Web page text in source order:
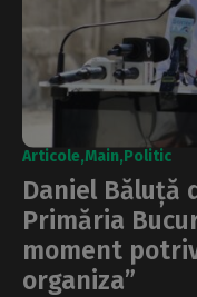
Articole Main Politic
Daniel Băluță
Primăria
moment
organiza”